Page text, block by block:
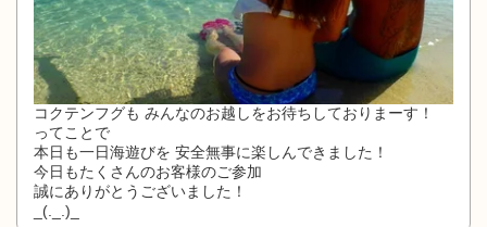
コクテンフグも みんなのお越しをお待ちしておりまーす！
ってことで
本日も一日海遊びを 安全無事に楽しんできました！
今日もたくさんのお客様のご参加
誠にありがとうございました！
_(._.)_